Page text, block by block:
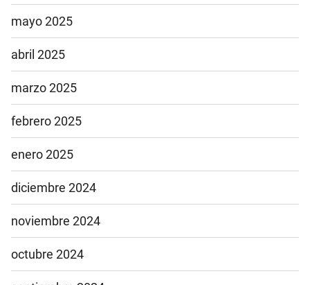
mayo 2025
abril 2025
marzo 2025
febrero 2025
enero 2025
diciembre 2024
noviembre 2024
octubre 2024